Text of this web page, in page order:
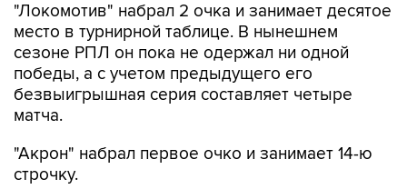
"Локомотив" набрал 2 очка и занимает десятое
место в турнирной таблице. В нынешнем
сезоне РПЛ он пока не одержал ни одной
победы, а с учетом предыдущего его
безвыигрышная серия составляет четыре
матча.
"Акрон" набрал первое очко и занимает 14-ю
строчку.